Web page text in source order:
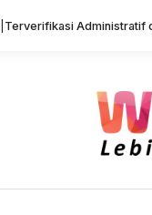
Terverifikasi Administratif